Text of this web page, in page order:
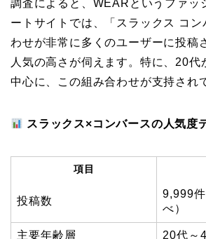
調査によると、WEARというファッ
ートサイトでは、「スラックス コン
わせが非常に多くのユーザーに投稿
人気の高さが伺えます。特に、20代
中心に、この組み合わせが支持され
スラックス×コンバースの人気度
項目
投稿数
9,999
べ）
主要年齢層 20代～